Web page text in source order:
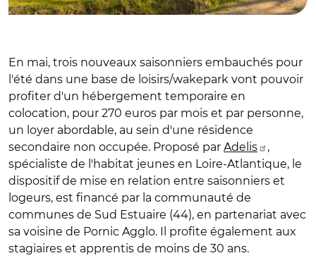
En mai, trois nouveaux saisonniers embauchés pour
l'été dans une base de loisirs/wakepark vont pouvoir
profiter d'un hébergement temporaire en
colocation, pour 270 euros par mois et par personne,
un loyer abordable, au sein d'une résidence
secondaire non occupée. Proposé par Adelis
,
spécialiste de l'habitat jeunes en Loire-Atlantique, le
dispositif de mise en relation entre saisonniers et
logeurs, est financé par la communauté de
communes de Sud Estuaire (44), en partenariat avec
sa voisine de Pornic Agglo. Il profite également aux
stagiaires et apprentis de moins de 30 ans.